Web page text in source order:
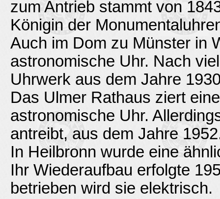
zum Antrieb stammt von
Königin der
Auch im Dom zu Münster in
astronomische Uhr. Nach
Uhrwerk aus dem Jahre
Das Ulmer Rathaus ziert
astronomische Uhr.
antreibt, aus dem Jahre
In Heilbronn wurde eine
Ihr Wiederaufbau erfolgte
betrieben wird sie elektrisch.